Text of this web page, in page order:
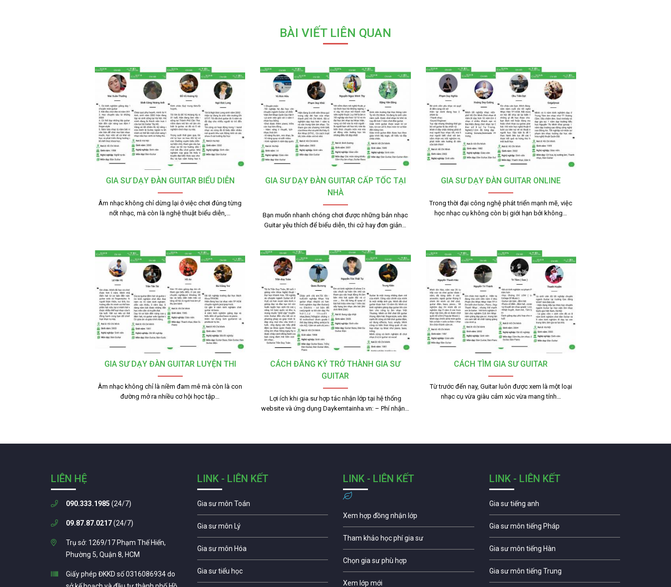
BÀI VIẾT LIÊN QUAN
GIA SƯ DẠY ĐÀN GUITAR BIỂU DIỄN
Âm nhạc không chỉ dừng lại ở việc chơi đúng từng
nốt nhạc, mà còn là nghệ thuật biểu diễn,…
GIA SƯ DẠY ĐÀN GUITAR CẤP TỐC TẠI
NHÀ
Bạn muốn nhanh chóng chơi được những bản nhạc
Guitar yêu thích để biểu diễn, thi cử hay đơn giản…
GIA SƯ DẠY ĐÀN GUITAR ONLINE
Trong thời đại công nghệ phát triển mạnh mẽ, việc
học nhạc cụ không còn bị giới hạn bởi không…
GIA SƯ DẠY ĐÀN GUITAR LUYỆN THI
Âm nhạc không chỉ là niềm đam mê mà còn là con
đường mở ra nhiều cơ hội học tập…
CÁCH ĐĂNG KÝ TRỞ THÀNH GIA SƯ
GUITAR
Lợi ích khi gia sư hợp tác nhận lớp tại hệ thống
website và ứng dụng Daykemtainha.vn: – Phí nhận…
CÁCH TÌM GIA SƯ GUITAR
Từ trước đến nay, Guitar luôn được xem là một loại
nhạc cụ vừa giàu cảm xúc vừa mang tính…
LIÊN HỆ
090.333.1985 (24/7)
09.87.87.0217(24/7)
Trụ sở: 1269/17 Phạm Thế Hiển,
Phường 5, Quận 8, HCM
Giấy phép ĐKKD số 0316086934 do
LINK - LIÊN KẾT
Gia sư môn Toán
Gia sư môn Lý
Gia sư môn Hóa
Gia sư tiểu học
LINK - LIÊN KẾT
Xem hợp đồng nhận lớp
Tham khảo học phí gia sư
Chọn gia sư phù hợp
Xem lớp mới
LINK - LIÊN KẾT
Gia sư tiếng anh
Gia sư môn tiếng Pháp
Gia sư môn tiếng Hàn
Gia sư môn tiếng Trung